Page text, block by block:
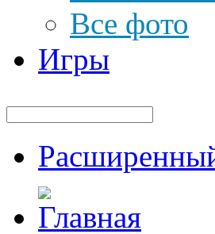
Все фото
Игры